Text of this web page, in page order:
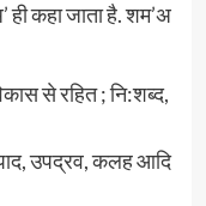
कहा जाता है. शम’अ
से रहित ; नि:शब्द,
उपद्रव, कलह आदि